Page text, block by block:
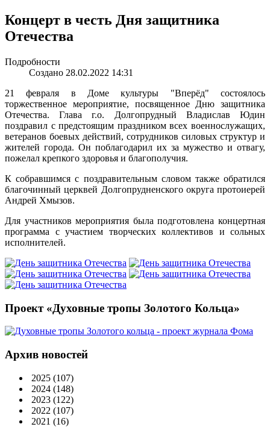
Концерт в честь Дня защитника
Отечества
Подробности
Создано 28.02.2022 14:31
21 февраля в Доме культуры "Вперёд" состоялось
торжественное мероприятие, посвященное Дню защитника
Отечества. Глава г.о. Долгопрудный Владислав Юдин
поздравил с предстоящим праздником всех военнослужащих,
ветеранов боевых действий, сотрудников силовых структур и
жителей города. Он поблагодарил их за мужество и отвагу,
пожелал крепкого здоровья и благополучия.
К собравшимся с поздравительным словом также обратился
благочинный церквей Долгопрудненского округа протоиерей
Андрей Хмызов.
Для участников мероприятия была подготовлена концертная
программа с участием творческих коллективов и сольных
исполнителей.
Проект «Духовные тропы Золотого Кольца»
Архив новостей
2025 (107)
2024 (148)
2023 (122)
2022 (107)
2021 (16)